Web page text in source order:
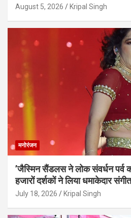
August 5, 2026 Kripal Singh
मनोरंजन
’जैस्मिन सैंडलस ने लोक संवर्धन पर्व
हजारों दर्शकों ने लिया धमाकेदार
July 18, 2026 Kripal Singh